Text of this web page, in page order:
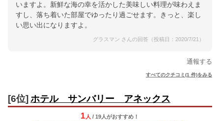
いますよ。新鮮な海の幸を活かした美味しい料理が味わえま
すし、落ち着いた部屋でゆったり過ごせます。きっと、楽し
い思い出になりますよ。
グラスマン さんの回答（投稿日：2020/7/21）
通報する
すべてのクチコミ(1 件)をみる
[6位] ホテル サンバリー アネックス
1 人 / 19人がおすすめ！